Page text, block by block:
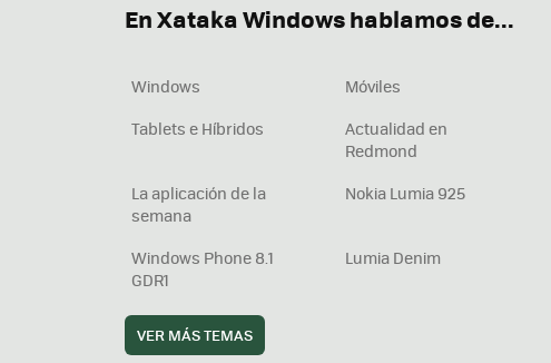
En Xataka Windows hablamos de...
Windows Móviles
Tablets e Híbridos
Actualidad en
Redmond
La aplicación de la
semana
Nokia Lumia 925
Windows Phone 8.1
GDR1
Lumia Denim
VER MÁS TEMAS